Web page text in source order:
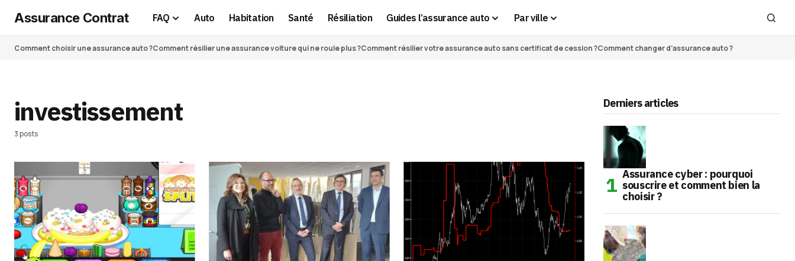
Assurance Contrat FAQ Auto Habitation Santé Résiliation Guides l’assurance auto Par ville
Comment choisir une assurance auto ?Comment résilier une assurance voiture qui ne roule plus ?Comment résilier votre assurance auto sans certificat de cession ?Comment changer d’assurance auto ?
investissement
3 posts
Derniers articles
Assurance cyber : pourquoi
souscrire et comment bien la
choisir ?